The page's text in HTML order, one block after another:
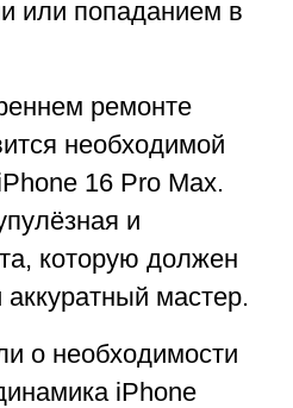
или попаданием в
ремонте
необходимой
16 Pro Max.
и
которую должен
мастер.
о необходимости
iPhone